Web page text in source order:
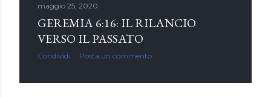
maggio 25, 2020
GEREMIA 6:16: IL RILANCIO
VERSO IL PASSATO
Condividi Posta un commento